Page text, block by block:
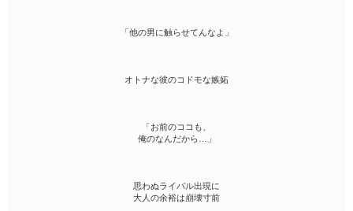
「他の男に触らせてんなよ」
オトナな彼のコドモな嫉妬
「お前のココも、
俺のなんだから…」
思わぬライバル出現に
大人の余裕は崩壊寸前